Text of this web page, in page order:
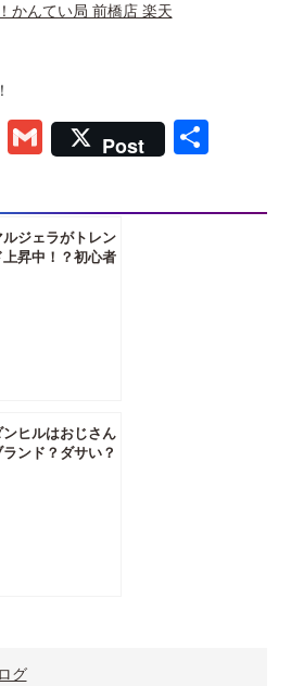
かんてい局 前橋店 楽天
HatenaGmail
Post
ルジェラがトレン
上昇中！？初心者
ンヒルはおじさん
ランド？ダサい？
グ